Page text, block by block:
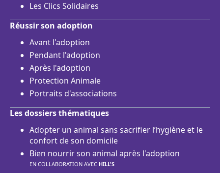
Les Clics Solidaires
Réussir son adoption
Avant l'adoption
Pendant l'adoption
Après l'adoption
Protection Animale
Portraits d'associations
Les dossiers thématiques
Adopter un animal sans sacrifier l’hygiène et le
confort de son domicile
Bien nourrir son animal après l'adoption
EN COLLABORATION AVEC HILL'S